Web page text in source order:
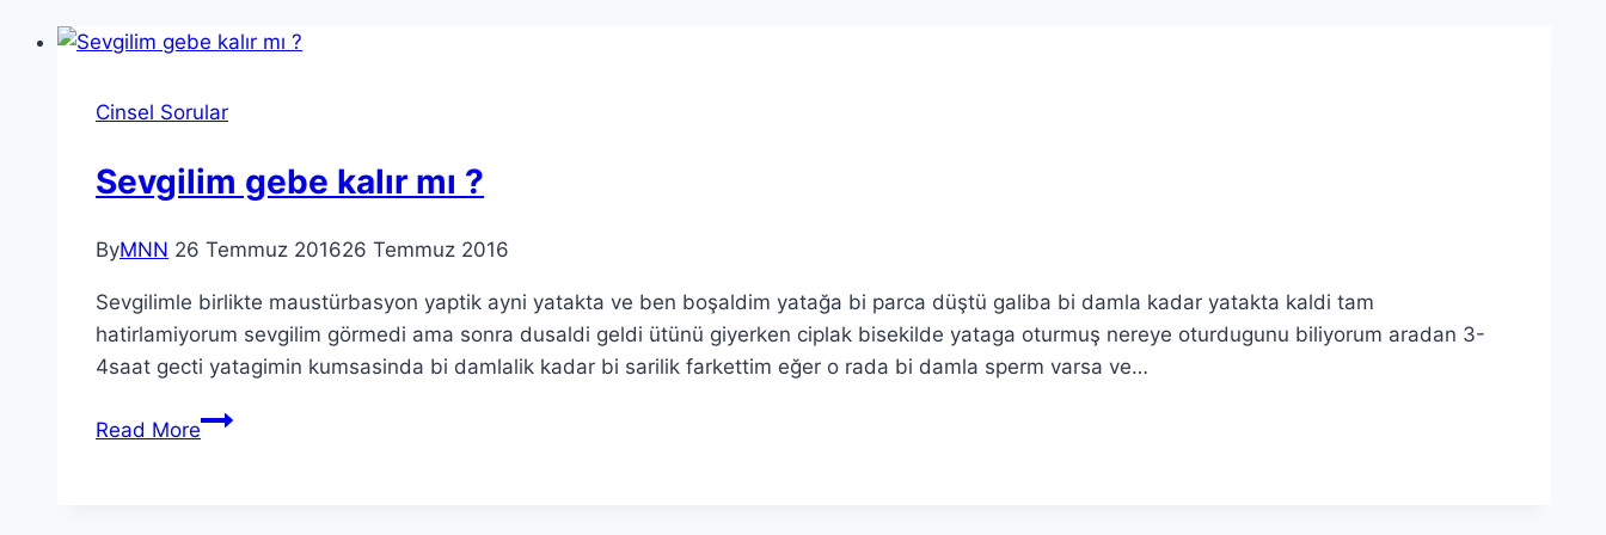
Cinsel Sorular
Sevgilim gebe kalır mı ?
ByMNN 26 Temmuz 201626 Temmuz 2016
Sevgilimle birlikte maustürbasyon yaptik ayni yatakta ve ben boşaldim yatağa bi parca düştü galiba bi damla kadar yatakta kaldi tam
hatirlamiyorum sevgilim görmedi ama sonra dusaldi geldi ütünü giyerken ciplak bisekilde yataga oturmuş nereye oturdugunu biliyorum aradan 3-
4saat gecti yatagimin kumsasinda bi damlalik kadar bi sarilik farkettim eğer o rada bi damla sperm varsa ve…
Read MoreSevgilim